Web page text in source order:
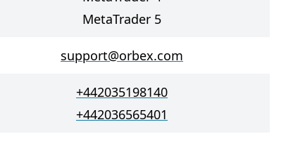
MetaTrader 5
support@orbex.com
+442035198140
+442036565401